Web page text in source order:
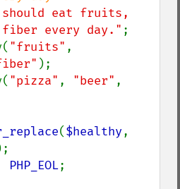
should eat fruits,
fiber every day."
"fruits"
"pizza" , "beer"
($healthy
PHP_EOL;